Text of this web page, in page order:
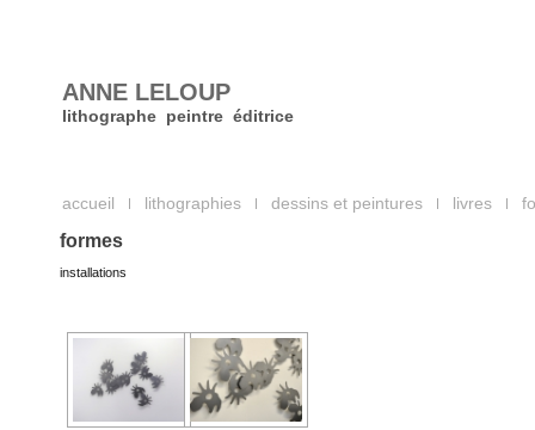
ANNE LELOUP
lithographe peintre éditrice
accueil lithographies dessins et peintures livres
formes
installations